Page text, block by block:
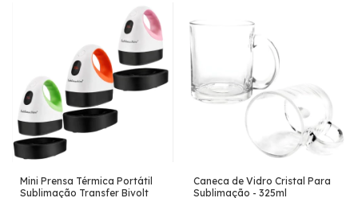
Mini Prensa Térmica Portátil
Sublimação Transfer Bivolt
Caneca de Vidro Cristal Para
Sublimação - 325ml